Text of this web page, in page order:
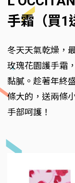
手霜（買1
冬天天氣乾燥，
玫瑰花園護手霜
黏膩。趁著年終
條大的，送兩條
手部呵護！